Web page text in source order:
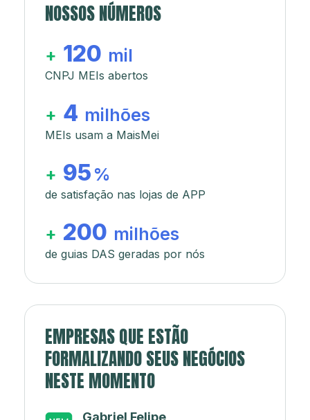
NOSSOS NÚMEROS
+ 120 mil
CNPJ MEIs abertos
+ 4 milhões
MEIs usam a MaisMei
+ 95 %
de satisfação nas lojas de APP
+ 200 milhões
de guias DAS geradas por nós
EMPRESAS QUE ESTÃO
FORMALIZANDO SEUS NEGÓCIOS
NESTE MOMENTO
Japa’s açaí e sorveteria